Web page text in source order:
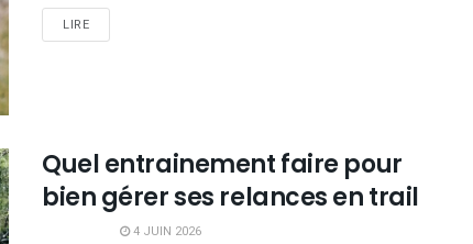
LIRE
Quel entrainement faire pour
bien gérer ses relances en trail
4 JUIN 2026